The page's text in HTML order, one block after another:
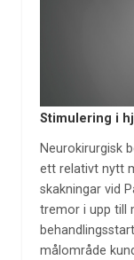
Stimulering i
Neurokirurgisk
ett relativt nytt
skakningar vid
tremor i upp till
målområde